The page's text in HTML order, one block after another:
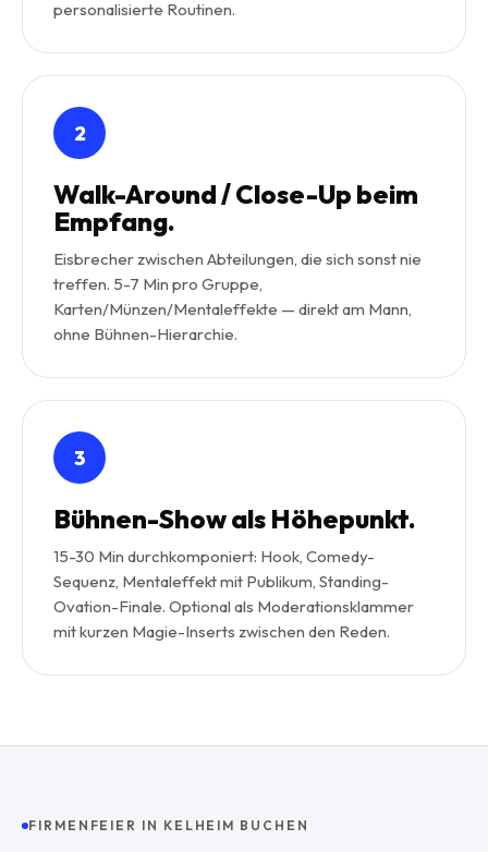
personalisierte Routinen.
2
Walk-Around / Close-Up beim
Empfang.
Eisbrecher zwischen Abteilungen, die sich sonst nie
treffen. 5-7 Min pro Gruppe,
Karten/Münzen/Mentaleffekte — direkt am Mann,
ohne Bühnen-Hierarchie.
3
Bühnen-Show als Höhepunkt.
15-30 Min durchkomponiert: Hook, Comedy-
Sequenz, Mentaleffekt mit Publikum, Standing-
Ovation-Finale. Optional als Moderationsklammer
mit kurzen Magie-Inserts zwischen den Reden.
FIRMENFEIER IN KELHEIM BUCHEN